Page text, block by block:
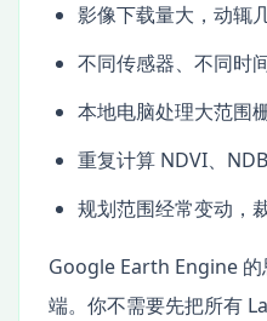
影像下载量大，动辄几
不同传感器、不同时
本地电脑处理大范围
重复计算 NDVI、
规划范围经常变动，
Google Earth Engine
端。你不需要先把所有